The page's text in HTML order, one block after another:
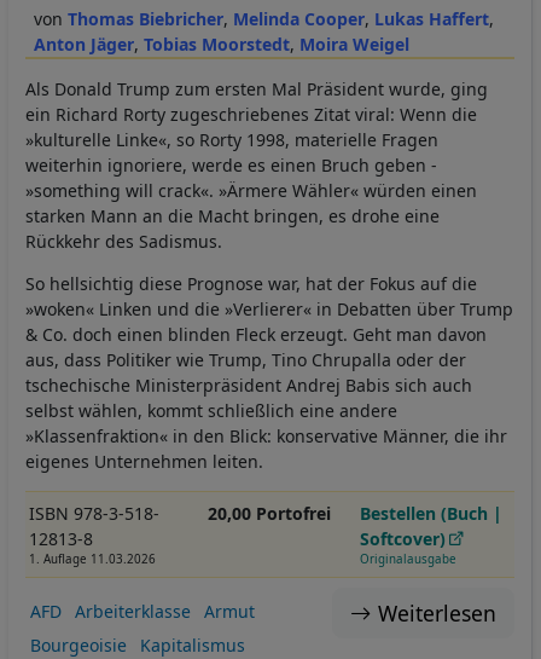
Thomas Biebricher Melinda Cooper Lukas Haffert
Anton Jäger Tobias Moorstedt Moira Weigel
Als Donald Trump zum ersten Mal Präsident wurde, ging
ein Richard Rorty zugeschriebenes Zitat viral: Wenn die
»kulturelle Linke«, so Rorty 1998, materielle Fragen
weiterhin ignoriere, werde es einen Bruch geben -
»something will crack«. »Ärmere Wähler« würden einen
starken Mann an die Macht bringen, es drohe eine
Rückkehr des Sadismus.
So hellsichtig diese Prognose war, hat der Fokus auf die
»woken« Linken und die »Verlierer« in Debatten über Trump
& Co. doch einen blinden Fleck erzeugt. Geht man davon
aus, dass Politiker wie Trump, Tino Chrupalla oder der
tschechische Ministerpräsident Andrej Babis sich auch
selbst wählen, kommt schließlich eine andere
»Klassenfraktion« in den Blick: konservative Männer, die ihr
eigenes Unternehmen leiten.
ISBN 978-3-518-
12813-8
1. Auflage 11.03.2026
20,00 Portofrei
Bestellen (Buch |
Softcover)
Originalausgabe
Weiterlesen
AFD Arbeiterklasse
Armut
Bourgeoisie
Kapitalismus